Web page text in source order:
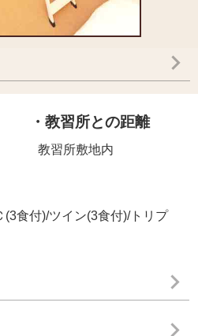
・教習所との距離
教習所敷地内
食付)/ツイン(3食付)/トリプ